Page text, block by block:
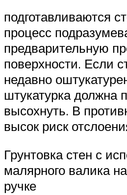
подготавливаются
процесс
предварительную
поверхности. Если
недавно
штукатурка должна
высохнуть. В
высок риск
Грунтовка стен с
малярного валика
ручке